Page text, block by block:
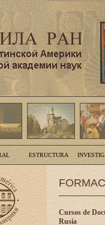
ESTRUCTURA
Cursos de
Rusia